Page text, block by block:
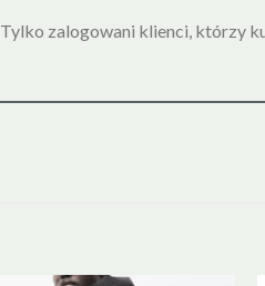
Tylko zalogowani klienci, którzy